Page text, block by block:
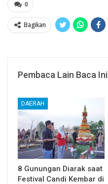
0
Bagikan
Pembaca Lain Baca Ini
DAERAH
8 Gunungan Diarak saat
Festival Candi Kembar di